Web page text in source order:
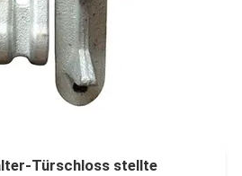
Türschloss stellte